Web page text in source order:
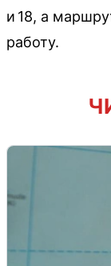
и 18, а
работу.